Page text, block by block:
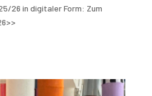
26 in digitaler Form: Zum